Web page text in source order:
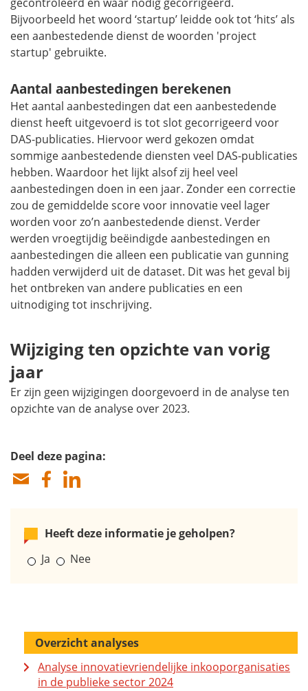
Bijvoorbeeld het woord ‘startup’ leidde ook tot ‘hits’ als
een aanbestedende dienst de woorden 'project
startup' gebruikte.
Aantal aanbestedingen berekenen
Het aantal aanbestedingen dat een aanbestedende
dienst heeft uitgevoerd is tot slot gecorrigeerd voor
DAS-publicaties. Hiervoor werd gekozen omdat
sommige aanbestedende diensten veel DAS-publicaties
hebben. Waardoor het lijkt alsof zij heel veel
aanbestedingen doen in een jaar. Zonder een correctie
zou de gemiddelde score voor innovatie veel lager
worden voor zo’n aanbestedende dienst. Verder
werden vroegtijdig beëindigde aanbestedingen en
aanbestedingen die alleen een publicatie van gunning
hadden verwijderd uit de dataset. Dit was het geval bij
het ontbreken van andere publicaties en een
uitnodiging tot inschrijving.
Wijziging ten opzichte van vorig
jaar
Er zijn geen wijzigingen doorgevoerd in de analyse ten
opzichte van de analyse over 2023.
Deel deze pagina:
Heeft deze informatie je geholpen?
Ja
Nee
Overzicht analyses
Analyse innovatievriendelijke inkooporganisaties
in de publieke sector 2024